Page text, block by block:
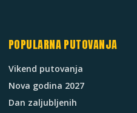
POPULARNA PUTOVANJA
Vikend putovanja
Nova godina 2027
Dan zaljubljenih